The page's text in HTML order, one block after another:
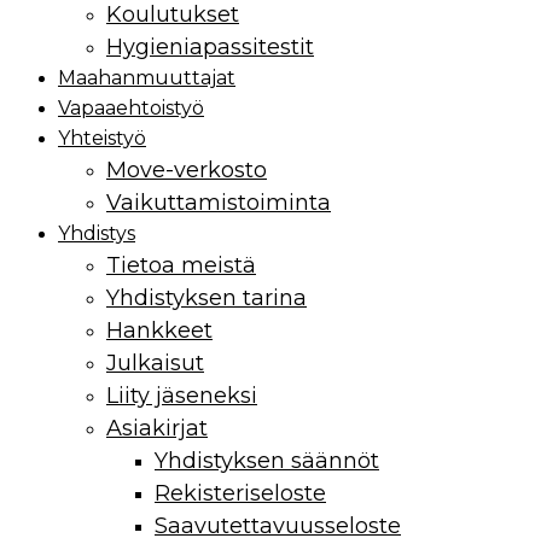
Koulutukset
Hygieniapassitestit
Maahan­muuttajat
Vapaaehtoistyö
Yhteistyö
Move-verkosto
Vaikuttamis­toiminta
Yhdistys
Tietoa meistä
Yhdistyksen tarina
Hankkeet
Julkaisut
Liity jäseneksi
Asiakirjat
Yhdistyksen säännöt
Rekisteriseloste
Saavutettavuusseloste